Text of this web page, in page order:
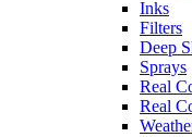
Inks
Filters
Deep
Sprays
Real
Real